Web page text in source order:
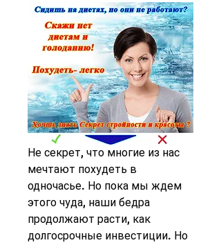
Не секрет, что многие из нас
мечтают похудеть в
одночасье. Но пока мы ждем
этого чуда, наши бедра
продолжают расти, как
долгосрочные инвестиции. Но